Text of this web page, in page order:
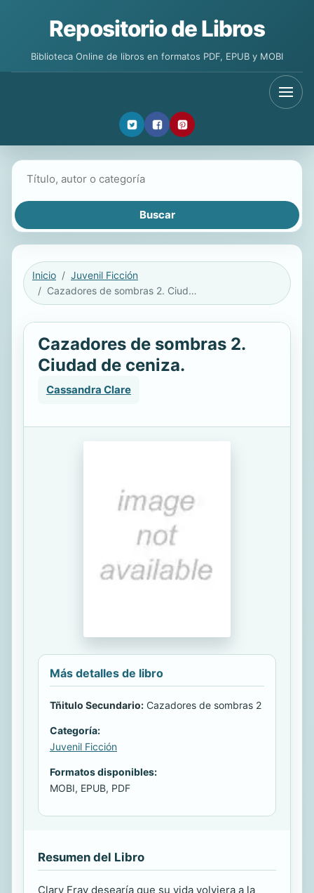
Repositorio de Libros
Biblioteca Online de libros en formatos PDF, EPUB y MOBI
Inicio
Juvenil Ficción
Cazadores de sombras 2. Ciudad de ceniza.
Cazadores de sombras 2.
Ciudad de ceniza.
Cassandra Clare
Más detalles de libro
Tñitulo Secundario: Cazadores de sombras 2
Categoría:
Juvenil Ficción
Formatos disponibles:
MOBI, EPUB, PDF
Resumen del Libro
Clary Fray desearía que su vida volviera a la